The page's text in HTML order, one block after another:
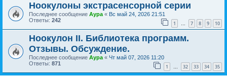
Ноокулоны экстрасенсорной серии
Последнее сообщение Аура « Вс май 24, 2026 21:51
Ответы: 242 1 … 7 8 9 10
Ноокулон II. Библиотека программ.
Отзывы. Обсуждение.
Последнее сообщение Аура « Чт май 07, 2026 11:20
Ответы: 871 1 32 33 34 35